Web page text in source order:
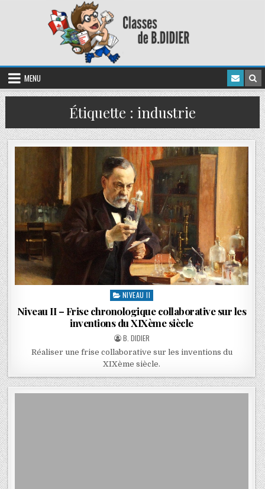
MENU
Étiquette : industrie
NIVEAU II
Niveau II – Frise chronologique collaborative sur les
inventions du XIXème siècle
B. DIDIER
Réaliser une frise collaborative sur les inventions du
XIXème siècle.